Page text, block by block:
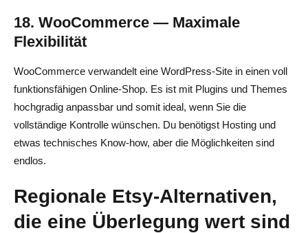
18. WooCommerce — Maximale
Flexibilität
WooCommerce verwandelt eine WordPress-Site in einen voll
funktionsfähigen Online-Shop. Es ist mit Plugins und Themes
hochgradig anpassbar und somit ideal, wenn Sie die
vollständige Kontrolle wünschen. Du benötigst Hosting und
etwas technisches Know-how, aber die Möglichkeiten sind
endlos.
Regionale Etsy-Alternativen,
die eine Überlegung wert sind